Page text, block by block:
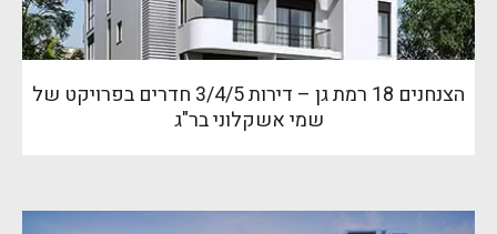
הצנחנים 18 רמת גן – דירות 3/4/5 חדרים בפרויקט של
שמי אשקלוני בר"ג